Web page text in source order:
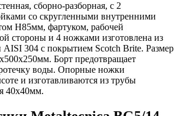
сборно-разборная, с 2
со скругленными внутренними
H85мм, фартуком, рабочей
стороны и 4 ножками изготовлена из
304 с покрытием Scotch Brite. Размер
Борт предотвращает
воды. Опорные ножки
и изготавливаются из трубы
40х40мм.